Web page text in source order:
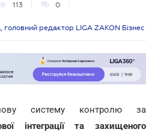
113 0
редактор LIGA ZAKON Бізнес
систему контролю за
інтеграції та захищеного